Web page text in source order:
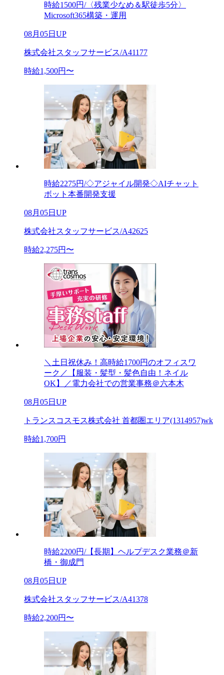
時給1500円/〈残業少なめ＆駅徒歩5分〉
Microsoft365構築・運用
08月05日UP
株式会社スタッフサービス/A41177
時給1,500円〜
時給2275円/◇アジャイル開発◇AIチャット
ボット本番開発支援
08月05日UP
株式会社スタッフサービス/A42625
時給2,275円〜
＼土日祝休み！高時給1700円のオフィスワ
ーク／【服装・髪型・髪色自由！ネイル
OK】／電力会社での営業事務＠六本木
08月05日UP
トランスコスモス株式会社 首都圏エリア(1314957)wk
時給1,700円
時給2200円/【長期】ヘルプデスク業務＠新
橋・御成門
08月05日UP
株式会社スタッフサービス/A41378
時給2,200円〜